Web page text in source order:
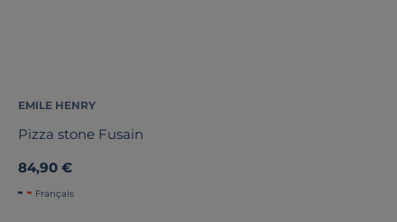
EMILE HENRY
Pizza stone Fusain
84,90 €
Français